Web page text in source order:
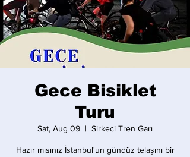
Gece Bisiklet
Turu
Sat, Aug 09
  |
Sirkeci Tren Garı
Hazır mısınız İstanbul'un gündüz telaşını bir